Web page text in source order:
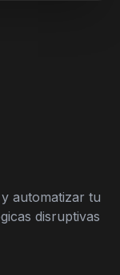
automatizar tu
disruptivas